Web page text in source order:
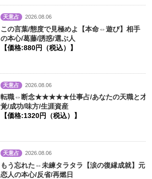
天意占 2026.08.06
この言葉/態度で見極めよ【本命⇔遊び】相手
の本心/葛藤/誘惑/選ぶ人
【価格:880円（税込）】
天意占 2026.08.06
転職⇔断念★★★★★仕事占/あなたの天職と才
覚/成功/味方/生涯資産
【価格:1320円（税込）】
天意占 2026.08.06
もう忘れた⇔未練タラタラ【涙の復縁成就】元
恋人の本心/反省/再燃日